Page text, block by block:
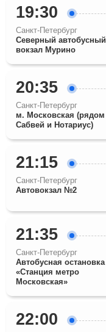
19:30
Санкт-Петербург
Северный автобусный
вокзал Мурино
20:35
Санкт-Петербург
м. Московская (рядом
Сабвей и Нотариус)
21:15
Санкт-Петербург
Автовокзал №2
21:35
Санкт-Петербург
Автобусная остановка
«Станция метро
Московская»
22:00